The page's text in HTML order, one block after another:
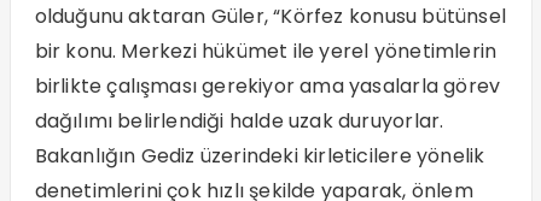
olduğunu aktaran Güler, “Körfez konusu bütünsel
bir konu. Merkezi hükümet ile yerel yönetimlerin
birlikte çalışması gerekiyor ama yasalarla görev
dağılımı belirlendiği halde uzak duruyorlar.
Bakanlığın Gediz üzerindeki kirleticilere yönelik
denetimlerini çok hızlı şekilde yaparak, önlem